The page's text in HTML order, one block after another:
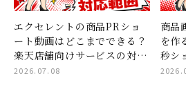
エクセレントの商品PRショ
ート動画はどこまでできる？
楽天店舗向けサービスの対応
範囲
2026.07.08
商品
を作
秒シ